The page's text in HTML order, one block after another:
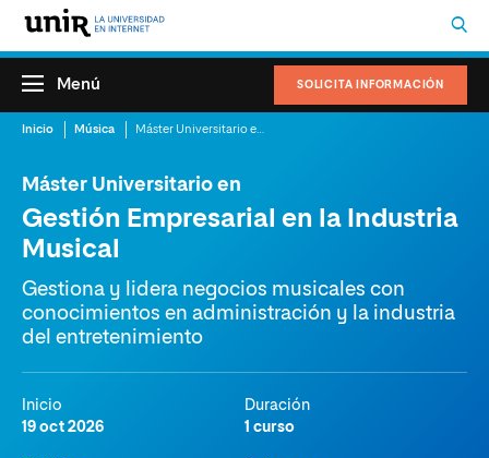
SOLICITA INFORMACIÓN
Menú
Inicio Música
Máster Universitario en
Gestión Empresarial en la Industria
Musical
Gestiona y lidera negocios musicales con
conocimientos en administración y la industria
del entretenimiento
Inicio
19 oct 2026
Duración
1 curso